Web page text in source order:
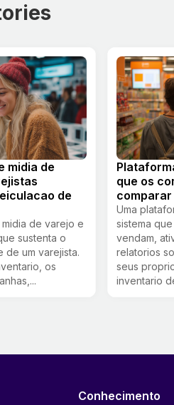
midia de
de
de varejo e
sustenta o
um varejista.
os
que os
Uma
sistema
vendam,
relatorios
seus
inventario
Conhecimento